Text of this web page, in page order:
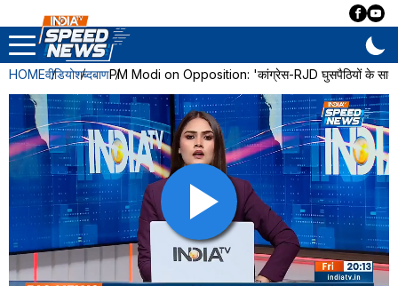
HOMEवीडियोशब्दबाणPM Modi on Opposition: 'कांग्रेस-RJD घुसपैठियों के साथ